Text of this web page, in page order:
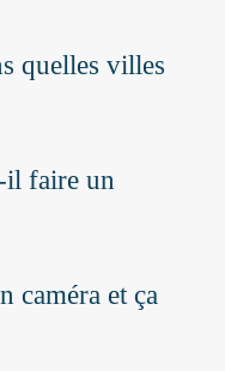
quelles villes
il faire un
caméra et ça